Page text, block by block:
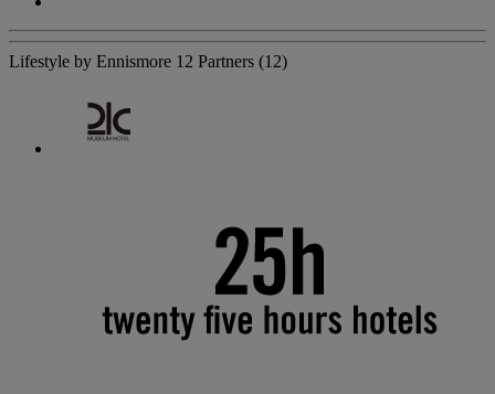
Lifestyle by Ennismore 12 Partners (12)